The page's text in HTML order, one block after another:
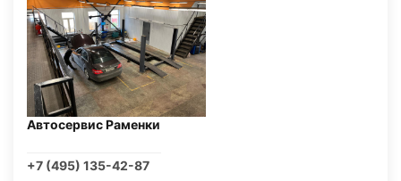
Автосервис Раменки
+7 (495) 135-42-87